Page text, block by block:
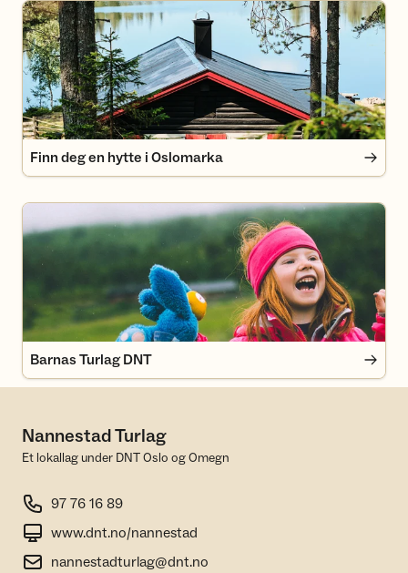
Finn deg en hytte i Oslomarka
Finn deg en hytte i Oslomarka
Barnas Turlag DNT
Barnas Turlag DNT
Nannestad Turlag
Et lokallag under DNT Oslo og Omegn
97 76 16 89
www.dnt.no/nannestad
nannestadturlag@dnt.no